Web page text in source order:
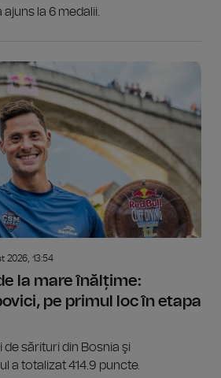
la 6 medalii.
2026, 13:54
la mare înălțime:
pe primul loc în etapa
de sărituri din Bosnia şi
a totalizat 414.9 puncte.